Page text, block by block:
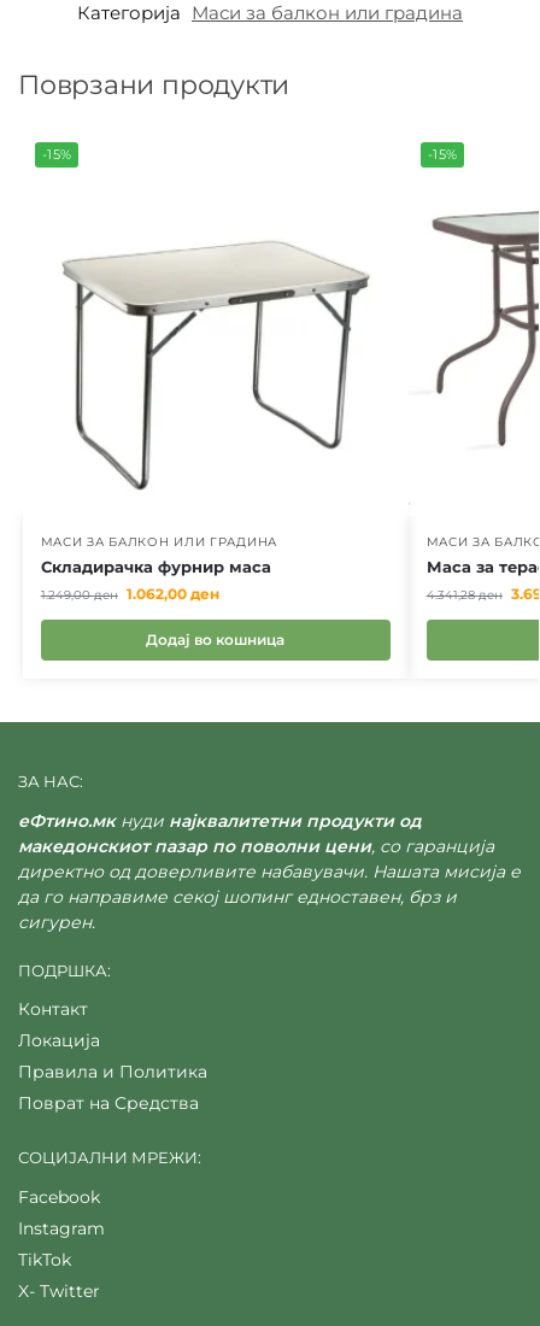
Категорија Маси за балкон или градина
Поврзани продукти
-15%
МАСИ ЗА БАЛКОН ИЛИ ГРАДИНА
Складирачка фурнир маса
1.249,00ден 1.062,00 ден
Додај во кошница
-15%
МАСИ ЗА
Маса за
4.341,28ден
ЗА НАС:
еФтино.мкнуди најквалитетни продукти од
македонскиот пазар по поволни цени, со гаранција
директно од доверливите набавувачи. Нашата мисија е
да го направиме секој шопинг едноставен, брз и
сигурен.
ПОДРШКА:
Контакт
Локација
Правила и Политика
Поврат на Средства
СОЦИЈАЛНИ МРЕЖИ:
Facebook
Instagram
TikTok
X- Twitter